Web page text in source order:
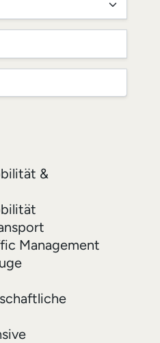
&
Management